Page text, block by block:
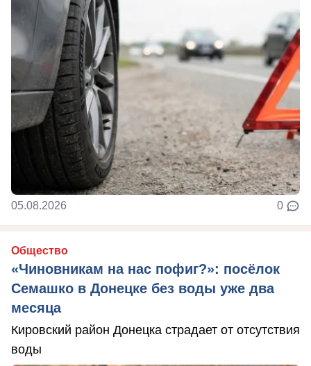
05.08.2026 0
Общество
«Чиновникам на нас пофиг?»: посёлок
Семашко в Донецке без воды уже два
месяца
Кировский район Донецка страдает от отсутствия
воды